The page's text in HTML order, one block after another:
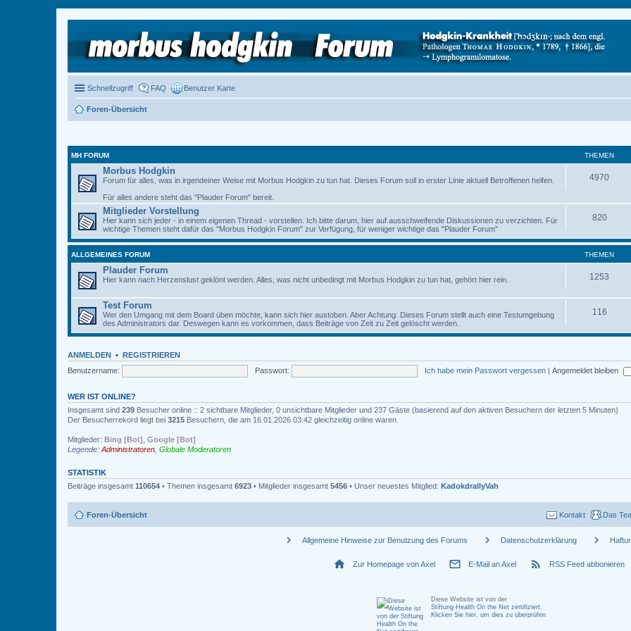
Schnellzugriff FAQ Benutzer Karte
Foren-Übersicht
MH FORUM THEMEN
Morbus Hodgkin
Forum für alles, was in irgendeiner Weise mit Morbus Hodgkin zu tun hat. Dieses Forum soll in erster Linie aktuell Betroffenen helfen.
Für alles andere steht das "Plauder Forum" bereit.
4970
Mitglieder Vorstellung
Hier kann sich jeder - in einem eigenen Thread - vorstellen. Ich bitte darum, hier auf ausschweifende Diskussionen zu verzichten. Für
wichtige Themen steht dafür das "Morbus Hodgkin Forum" zur Verfügung, für weniger wichtige das "Plauder Forum"
820
ALLGEMEINES FORUM THEMEN
Plauder Forum
Hier kann nach Herzenslust geklönt werden. Alles, was nicht unbedingt mit Morbus Hodgkin zu tun hat, gehört hier rein. 1253
Test Forum
Wer den Umgang mit dem Board üben möchte, kann sich hier austoben. Aber Achtung: Dieses Forum stellt auch eine Testumgebung
des Administrators dar. Deswegen kann es vorkommen, dass Beiträge von Zeit zu Zeit gelöscht werden.
116
ANMELDEN • REGISTRIEREN
Benutzername:
Passwort: Ich habe mein Passwort vergessen | Angemeldet bleiben
WER IST ONLINE?
Insgesamt sind 239 Besucher online :: 2 sichtbare Mitglieder, 0 unsichtbare Mitglieder und 237 Gäste (basierend auf den aktiven Besuchern der letzten 5 Minuten)
Der Besucherrekord liegt bei 3215 Besuchern, die am 16.01.2026 03:42 gleichzeitig online waren.
Mitglieder: Bing [Bot] Google [Bot]
Legende: Administratoren Globale Moderatoren
STATISTIK
Beiträge insgesamt 110654 • Themen insgesamt 6923 • Mitglieder insgesamt 5456 • Unser neuestes Mitglied: KadokdrallyVah
Foren-Übersicht Das
Kontakt
chevron_right Allgemeine Hinweise zur Benutzung des Forums chevron_right Datenschutzerklärung chevron_right
home Zur Homepage von Axel mail_outline E-Mail an Axel rss_feed RSS Feed abbonieren
Diese Website ist von der
Stiftung Health On the Net zertifiziert.
Klicken Sie hier, um dies zu überprüfen